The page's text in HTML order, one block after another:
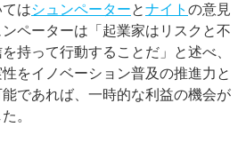
はシュンペーターとナイト の意見
ペーターは「起業家はリスクと不
持って行動することだ」と述べ、
をイノベーション普及の推進力と
であれば、一時的な利益の機会が
。